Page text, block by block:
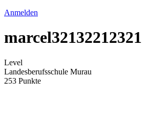
Anmelden
marcel32132212321
Level
Landesberufsschule Murau
253 Punkte